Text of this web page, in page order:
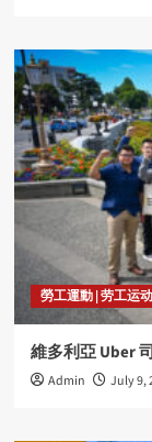
勞工運動 | 劳工运动
維多利亞 Uber
Admin July 9,